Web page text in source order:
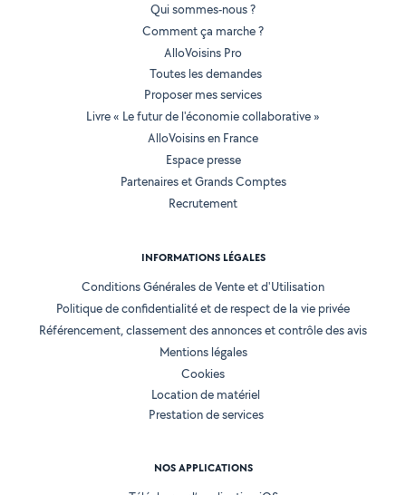
Qui sommes-nous ?
Comment ça marche ?
AlloVoisins Pro
Toutes les demandes
Proposer mes services
Livre « Le futur de l'économie collaborative »
AlloVoisins en France
Espace presse
Partenaires et Grands Comptes
Recrutement
INFORMATIONS LÉGALES
Conditions Générales de Vente et d'Utilisation
Politique de confidentialité et de respect de la vie privée
Référencement, classement des annonces et contrôle des avis
Mentions légales
Cookies
Location de matériel
Prestation de services
NOS APPLICATIONS